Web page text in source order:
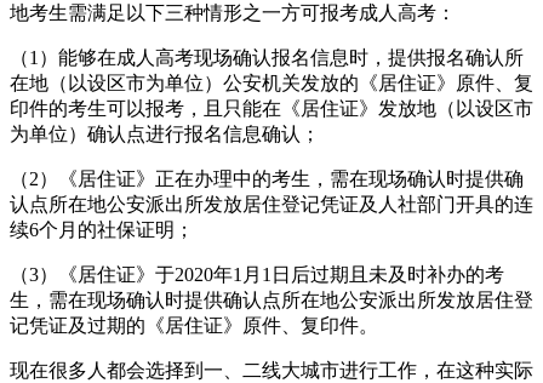
地考生需满足以下三种情形之一方可报考成人高考：
（1）能够在成人高考现场确认报名信息时，提供报名确认所
在地（以设区市为单位）公安机关发放的《居住证》原件、复
印件的考生可以报考，且只能在《居住证》发放地（以设区市
为单位）确认点进行报名信息确认；
（2）《居住证》正在办理中的考生，需在现场确认时提供确
认点所在地公安派出所发放居住登记凭证及人社部门开具的连
续6个月的社保证明；
（3）《居住证》于2020年1月1日后过期且未及时补办的考
生，需在现场确认时提供确认点所在地公安派出所发放居住登
记凭证及过期的《居住证》原件、复印件。
现在很多人都会选择到一、二线大城市进行工作，在这种实际